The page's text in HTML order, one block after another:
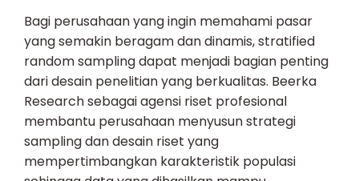
Bagi perusahaan yang ingin memahami pasar
yang semakin beragam dan dinamis, stratified
random sampling dapat menjadi bagian penting
dari desain penelitian yang berkualitas. Beerka
Research sebagai agensi riset profesional
membantu perusahaan menyusun strategi
sampling dan desain riset yang
mempertimbangkan karakteristik populasi